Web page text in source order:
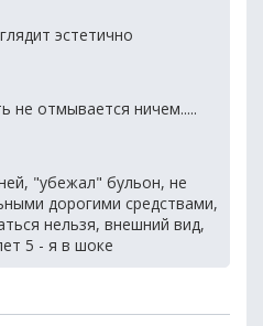
эстетично
не отмывается ничем.....
"убежал" бульон, не
дорогими средствами,
нельзя, внешний вид,
5 - я в шоке